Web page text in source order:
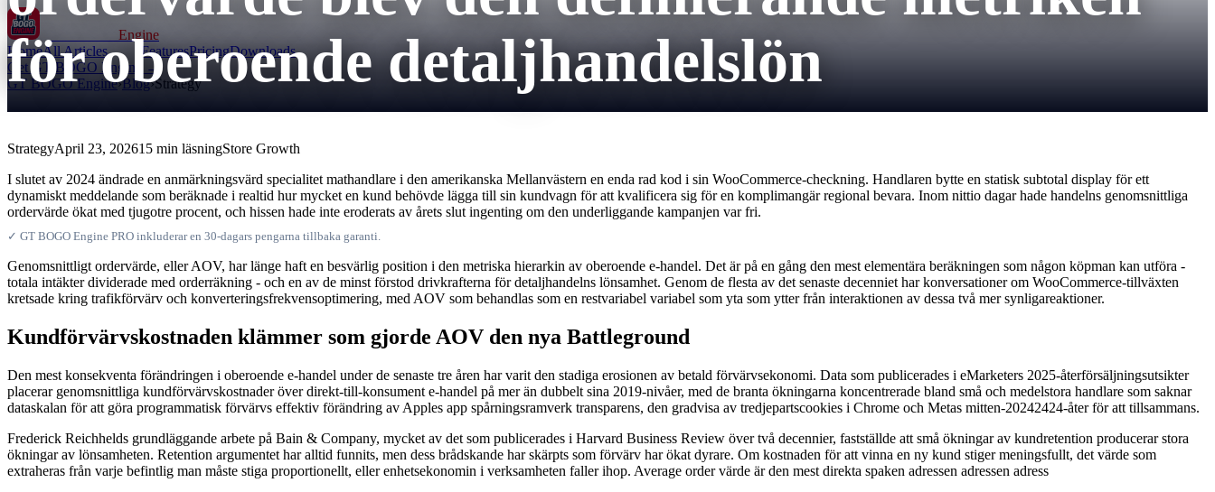
Engine
HomeAll Articles FeaturesPricingDownloads
Get GT BOGO Engine →
GT BOGO Engine›Blog›Strategy
för oberoende detaljhandelslön
StrategyApril 23, 202615 min läsningStore Growth
I slutet av 2024 ändrade en anmärkningsvärd specialitet mathandlare i den amerikanska Mellanvästern en enda rad kod i sin WooCommerce-checkning. Handlaren bytte en statisk subtotal display för ett
dynamiskt meddelande som beräknade i realtid hur mycket en kund behövde lägga till sin kundvagn för att kvalificera sig för en komplimangär regional bevara. Inom nittio dagar hade handelns genomsnittliga
ordervärde ökat med tjugotre procent, och hissen hade inte eroderats av årets slut ingenting om den underliggande kampanjen var fri.
✓ GT BOGO Engine PRO inkluderar en 30-dagars pengarna tillbaka garanti.
Genomsnittligt ordervärde, eller AOV, har länge haft en besvärlig position i den metriska hierarkin av oberoende e-handel. Det är på en gång den mest elementära beräkningen som någon köpman kan utföra -
totala intäkter dividerade med orderräkning - och en av de minst förstod drivkrafterna för detaljhandelns lönsamhet. Genom de flesta av det senaste decenniet har konversationer om WooCommerce-tillväxten
kretsade kring trafikförvärv och konverteringsfrekvensoptimering, med AOV som behandlas som en restvariabel variabel som yta som ytter från interaktionen av dessa två mer synligareaktioner.
Kundförvärvskostnaden klämmer som gjorde AOV den nya Battleground
Den mest konsekventa förändringen i oberoende e-handel under de senaste tre åren har varit den stadiga erosionen av betald förvärvsekonomi. Data som publicerades i eMarketers 2025-återförsäljningsutsikter
placerar genomsnittliga kundförvärvskostnader över direkt-till-konsument e-handel på mer än dubbelt sina 2019-nivåer, med de branta ökningarna koncentrerade bland små och medelstora handlare som saknar
dataskalan för att göra programmatisk förvärvs effektiv förändring av Apples app spårningsramverk transparens, den gradvisa av tredjepartscookies i Chrome och Metas mitten-20242424-åter för att tillsammans.
Frederick Reichhelds grundläggande arbete på Bain & Company, mycket av det som publicerades i Harvard Business Review över två decennier, fastställde att små ökningar av kundretention producerar stora
ökningar av lönsamheten. Retention argumentet har alltid funnits, men dess brådskande har skärpts som förvärv har ökat dyrare. Om kostnaden för att vinna en ny kund stiger meningsfullt, det värde som
extraheras från varje befintlig man måste stiga proportionellt, eller enhetsekonomin i verksamheten faller ihop. Average order värde är den mest direkta spaken adressen adressen adress